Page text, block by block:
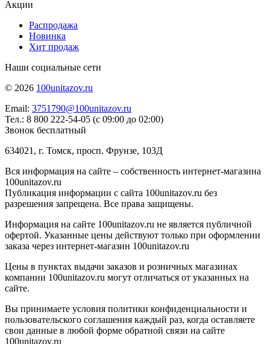
Акции
Распродажа
Новинка
Хит продаж
Наши социальные сети
© 2026 100unitazov.ru
Email: 3751790@100unitazov.ru
Тел.: 8 800 222-54-05 (с 09:00 до 02:00)
Звонок бесплатный
634021, г. Томск, просп. Фрунзе, 103Д
Вся информация на сайте – собственность интернет-магазина
100unitazov.ru
Публикация информации с сайта 100unitazov.ru без
разрешения запрещена. Все права защищены.
Информация на сайте 100unitazov.ru не является публичной
офертой. Указанные цены действуют только при оформлении
заказа через интернет-магазин 100unitazov.ru
Цены в пунктах выдачи заказов и розничных магазинах
компании 100unitazov.ru могут отличаться от указанных на
сайте.
Вы принимаете условия политики конфиденциальности и
пользовательского соглашения каждый раз, когда оставляете
свои данные в любой форме обратной связи на сайте
100unitazov.ru